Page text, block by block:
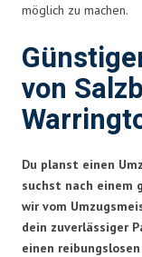
möglich zu machen.
von
Du planst einen
suchst nach einem
wir vom
dein zuverlässiger
einen